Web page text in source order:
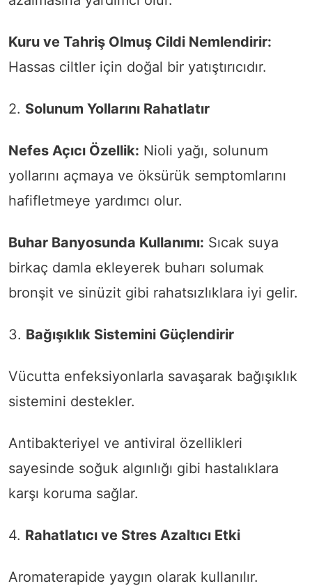
Kuru ve Tahriş Olmuş Cildi Nemlendirir:
Hassas ciltler için doğal bir yatıştırıcıdır.
2. Solunum Yollarını Rahatlatır
Nefes Açıcı Özellik: Nioli yağı, solunum
yollarını açmaya ve öksürük semptomlarını
hafifletmeye yardımcı olur.
Buhar Banyosunda Kullanımı: Sıcak suya
birkaç damla ekleyerek buharı solumak
bronşit ve sinüzit gibi rahatsızlıklara iyi gelir.
3. Bağışıklık Sistemini Güçlendirir
Vücutta enfeksiyonlarla savaşarak bağışıklık
sistemini destekler.
Antibakteriyel ve antiviral özellikleri
sayesinde soğuk algınlığı gibi hastalıklara
karşı koruma sağlar.
4. Rahatlatıcı ve Stres Azaltıcı Etki
Aromaterapide yaygın olarak kullanılır.